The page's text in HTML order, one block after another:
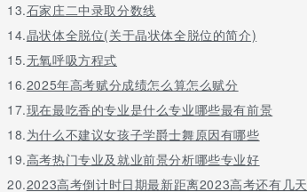
13.石家庄二中录取分数线
14.晶状体全脱位(关于晶状体全脱位的简介)
15.无氧呼吸方程式
16.2025年高考赋分成绩怎么算怎么赋分
17.现在最吃香的专业是什么专业哪些最有前景
18.为什么不建议女孩子学爵士舞原因有哪些
19.高考热门专业及就业前景分析哪些专业好
20.2023高考倒计时日期最新距离2023高考还有几天